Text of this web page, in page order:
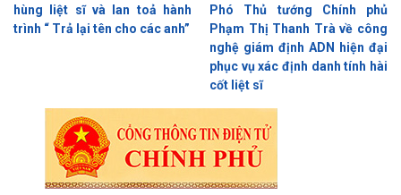
hùng liệt sĩ và lan toả hành
trình “ Trả lại tên cho các anh”
Phó Thủ tướng Chính phủ
Phạm Thị Thanh Trà về công
nghệ giám định ADN hiện đại
phục vụ xác định danh tính hài
cốt liệt sĩ